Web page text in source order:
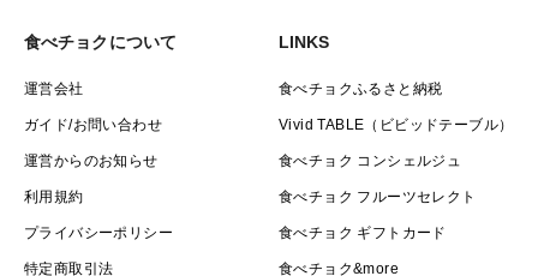
食べチョクについて
運営会社
ガイド/お問い合わせ
運営からのお知らせ
利用規約
プライバシーポリシー
特定商取引法
LINKS
食べチョクふるさと納税
Vivid TABLE（ビビッドテーブル）
食べチョク コンシェルジュ
食べチョク フルーツセレクト
食べチョク ギフトカード
食べチョク&more